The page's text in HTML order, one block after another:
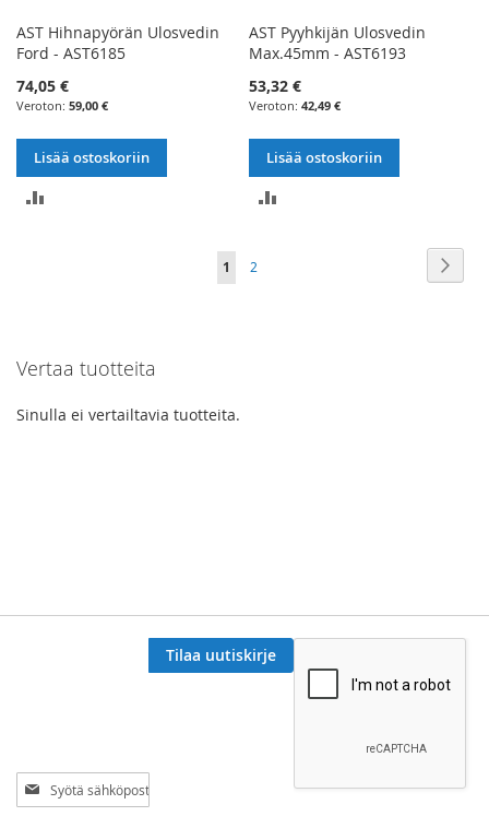
AST Hihnapyörän Ulosvedin
Ford - AST6185
74,05 €
59,00 €
Lisää ostoskoriin
AST Pyyhkijän Ulosvedin
Max.45mm - AST6193
53,32 €
42,49 €
Lisää ostoskoriin
You're
1 Sivu
2
Vertaa tuotteita
Sinulla ei vertailtavia tuotteita.
Tilaa
uutiskirjeemme:
Tilaa uutiskirje